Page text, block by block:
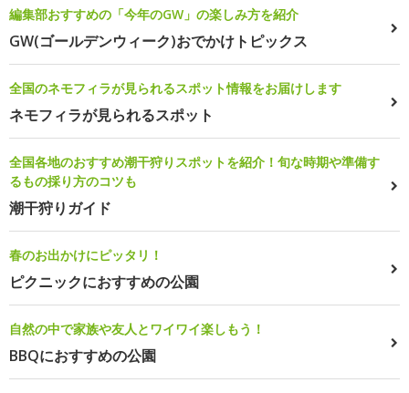
編集部おすすめの「今年のGW」の楽しみ方を紹介
GW(ゴールデンウィーク)おでかけトピックス
全国のネモフィラが見られるスポット情報をお届けします
ネモフィラが見られるスポット
全国各地のおすすめ潮干狩りスポットを紹介！旬な時期や準備す
るもの採り方のコツも
潮干狩りガイド
春のお出かけにピッタリ！
ピクニックにおすすめの公園
自然の中で家族や友人とワイワイ楽しもう！
BBQにおすすめの公園